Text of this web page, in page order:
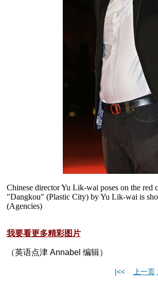
Chinese director Yu Lik-wai poses on the red
"Dangkou" (Plastic City) by Yu Lik-wai is
(Agencies)
我要看更多精彩图片
（英语点津 Annabel 编辑）
|<< 上一页